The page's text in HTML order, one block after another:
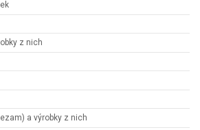
z nich
a výrobky z nich